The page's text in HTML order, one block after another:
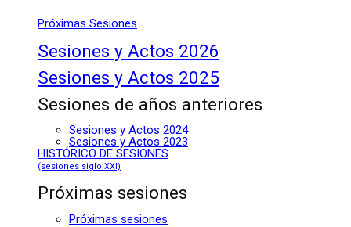
Próximas Sesiones
Sesiones y Actos 2026
Sesiones y Actos 2025
Sesiones de años anteriores
Sesiones y Actos 2024
Sesiones y Actos 2023
HISTÓRICO DE SESIONES
(sesiones siglo XXI)
Próximas sesiones
Próximas sesiones